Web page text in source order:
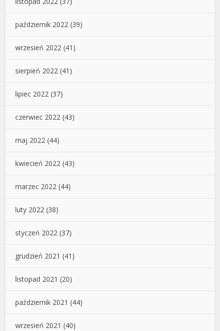
październik 2022 (39)
wrzesień 2022 (41)
sierpień 2022 (41)
lipiec 2022 (37)
czerwiec 2022 (43)
maj 2022 (44)
kwiecień 2022 (43)
marzec 2022 (44)
luty 2022 (38)
styczeń 2022 (37)
grudzień 2021 (41)
listopad 2021 (20)
październik 2021 (44)
wrzesień 2021 (40)